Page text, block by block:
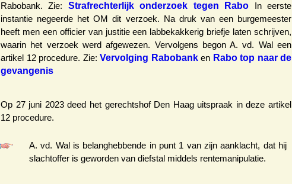
Rabobank. Zie: Strafrechterlijk onderzoek tegen Rabo In eerste
instantie negeerde het OM dit verzoek. Na druk van een burgemeester
heeft men een officier van justitie een labbekakkerig briefje laten schrijven,
waarin het verzoek werd afgewezen. Vervolgens begon A. vd. Wal een
artikel 12 procedure. Zie: Vervolging Rabobanken Rabo top naar de
gevangenis
Op 27 juni 2023 deed het gerechtshof Den Haag uitspraak in deze artikel
12 procedure.
A. vd. Wal is belanghebbende in punt 1 van zijn aanklacht, dat hij
slachtoffer is geworden van diefstal middels rentemanipulatie.